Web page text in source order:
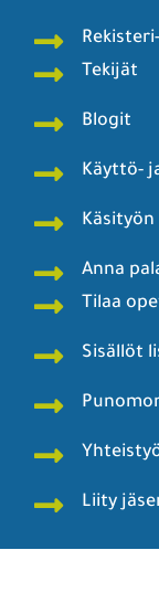
Tekijät
Blogit
Käyttö-
Käsityön
Anna
Tilaa
Sisällöt
Liity